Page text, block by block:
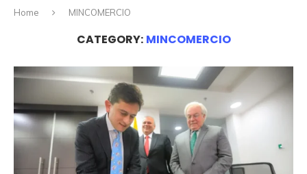
Home MINCOMERCIO
CATEGORY: MINCOMERCIO